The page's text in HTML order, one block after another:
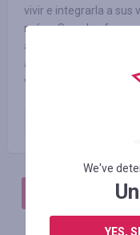
vivir e integrarla a sus
más. Son la forma
adquiriendo sutiles
adaptan a tu cuerpo
vividas.
Оrden
We've
YES,